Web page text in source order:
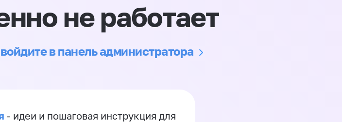
не работает
войдите в панель администратора
- идеи и пошаговая инструкция для